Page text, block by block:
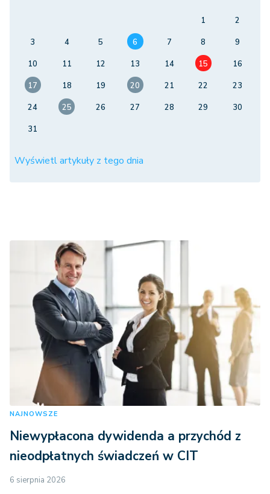
1
2
3
4 5 6 7 8
9
10
11 12 13 14 15
16
17
18 19 20 21 22
23
24
25 26 27 28 29
30
31
Wyświetl artykuły z tego dnia
NAJNOWSZE
Niewypłacona dywidenda a przychód z
nieodpłatnych świadczeń w CIT
6 sierpnia 2026